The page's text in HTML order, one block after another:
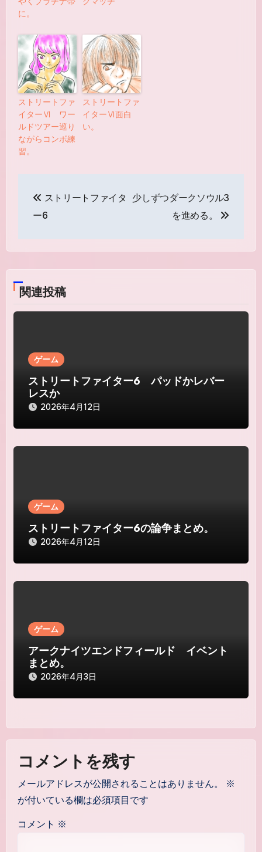
に。
ストリートファ
イターⅥ ワー
ルドツアー巡り
ながらコンボ練
習。
ストリートファ
イターⅥ面白
い。
稿
ビ
ゲ
ー
ョ
ン
ストリートファイタ
ー6
少しずつダークソウル3
を進める。
関連投稿
ゲーム
ストリートファイター6 パッドかレバー
レスか
2026年4月12日
ゲーム
ストリートファイター6の論争まとめ。
2026年4月12日
ゲーム
アークナイツエンドフィールド イベント
まとめ。
2026年4月3日
コメントを残す
メールアドレスが公開されることはありません。
※
が付いている欄は必須項目です
コメント ※